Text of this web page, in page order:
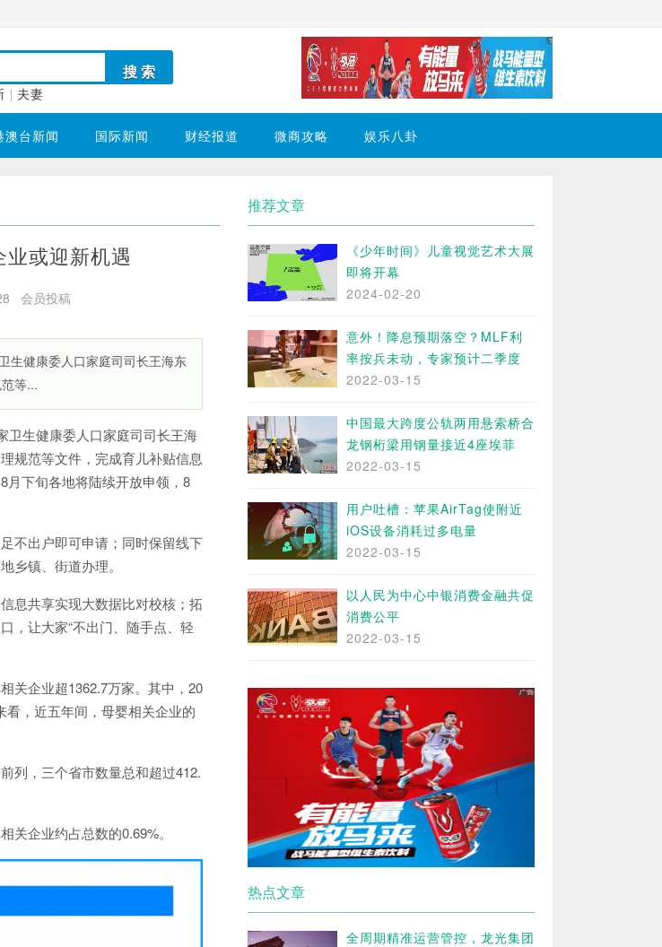
夫妻
澳台新闻 国际新闻 财经报道 微商攻略 娱乐八卦
或迎新机遇
会员投稿
生健康委人口家庭司司长王海东
等...
卫生健康委人口家庭司司长王海
规范等文件，完成育儿补贴信息
月下旬各地将陆续开放申领，8
不出户即可申请；同时保留线下
乡镇、街道办理。
息共享实现大数据比对校核；拓
，让大家“不出门、随手点、轻
关企业超1362.7万家。其中，20
，近五年间，母婴相关企业的
列，三个省市数量总和超过412.
关企业约占总数的0.69%。
推荐文章
《少年时间》儿童视觉艺术大展
即将开幕
2024-02-20
意外！降息预期落空？MLF利
率按兵未动，专家预计二季度
2022-03-15
中国最大跨度公轨两用悬索桥合
龙钢桁梁用钢量接近4座埃菲
2022-03-15
用户吐槽：苹果AirTag使附近
iOS设备消耗过多电量
2022-03-15
以人民为中心中银消费金融共促
消费公平
2022-03-15
热点文章
全周期精准运营管控，龙光集团